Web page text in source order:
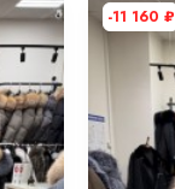
-11 160 ₽